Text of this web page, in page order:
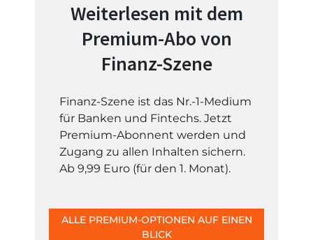
Weiterlesen mit dem
Premium-Abo von
Finanz-Szene
Finanz-Szene ist das Nr.-1-Medium
für Banken und Fintechs. Jetzt
Premium-Abonnent werden und
Zugang zu allen Inhalten sichern.
Ab 9,99 Euro (für den 1. Monat).
ALLE PREMIUM-OPTIONEN AUF EINEN
BLICK